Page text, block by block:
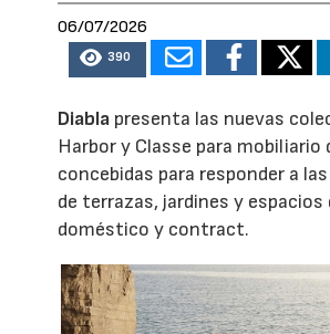
06/07/2026
390
Diabla presenta las nuevas
Harbor y Classe para mobiliario
concebidas para responder a
de terrazas, jardines y espacios
doméstico y contract.